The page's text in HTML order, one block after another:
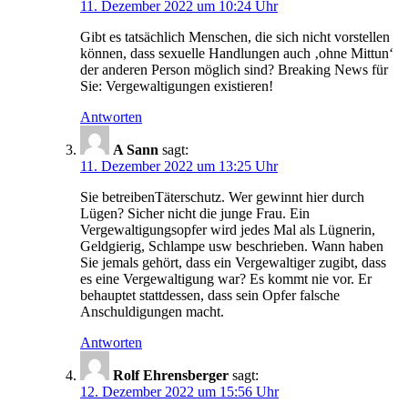
11. Dezember 2022 um 10:24 Uhr
Gibt es tatsächlich Menschen, die sich nicht vorstellen
können, dass sexuelle Handlungen auch ‚ohne Mittun‘
der anderen Person möglich sind? Breaking News für
Sie: Vergewaltigungen existieren!
Antworten
A Sann sagt:
11. Dezember 2022 um 13:25 Uhr
Sie betreibenTäterschutz. Wer gewinnt hier durch
Lügen? Sicher nicht die junge Frau. Ein
Vergewaltigungsopfer wird jedes Mal als Lügnerin,
Geldgierig, Schlampe usw beschrieben. Wann haben
Sie jemals gehört, dass ein Vergewaltiger zugibt, dass
es eine Vergewaltigung war? Es kommt nie vor. Er
behauptet stattdessen, dass sein Opfer falsche
Anschuldigungen macht.
Antworten
Rolf Ehrensberger sagt:
12. Dezember 2022 um 15:56 Uhr